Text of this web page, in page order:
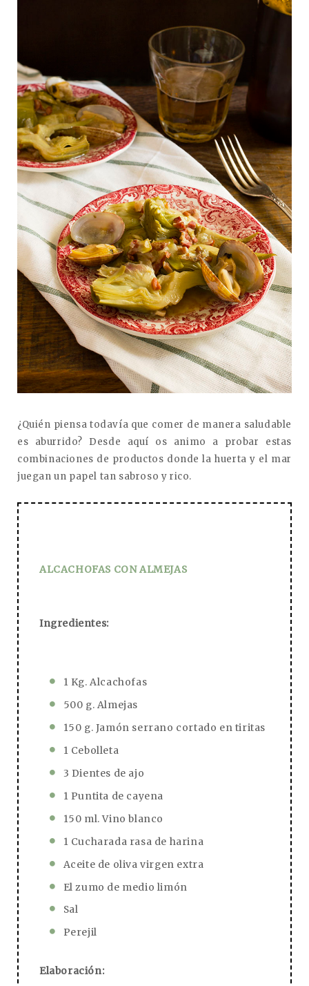
¿Quién piensa todavía que comer de manera saludable
es aburrido? Desde aquí os animo a probar estas
combinaciones de productos donde la huerta y el mar
juegan un papel tan sabroso y rico.
ALCACHOFAS CON ALMEJAS
Ingredientes:
1 Kg. Alcachofas
500 g. Almejas
150 g. Jamón serrano cortado en tiritas
1 Cebolleta
3 Dientes de ajo
1 Puntita de cayena
150 ml. Vino blanco
1 Cucharada rasa de harina
Aceite de oliva virgen extra
El zumo de medio limón
Sal
Perejil
Elaboración: